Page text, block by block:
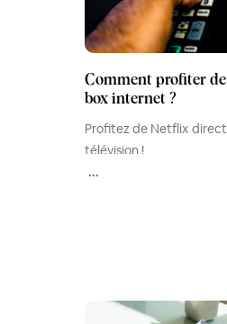
Comment profiter
box internet ?
Profitez de Netflix
télévision !
...